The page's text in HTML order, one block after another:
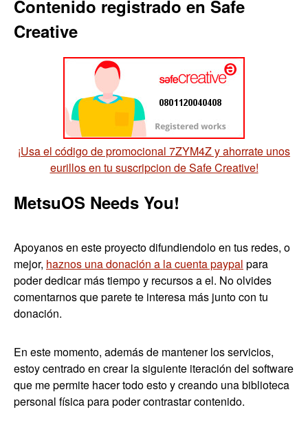
Contenido registrado en Safe
Creative
¡Usa el código de promocional 7ZYM4Z y ahorrate unos
eurillos en tu suscripcion de Safe Creative!
MetsuOS Needs You!
Apoyanos en este proyecto difundiendolo en tus redes, o
mejor, haznos una donación a la cuenta paypal para
poder dedicar más tiempo y recursos a el. No olvides
comentarnos que parete te interesa más junto con tu
donación.
En este momento, además de mantener los servicios,
estoy centrado en crear la siguiente iteración del software
que me permite hacer todo esto y creando una biblioteca
personal física para poder contrastar contenido.